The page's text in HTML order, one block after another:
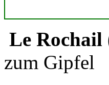
Le Rochail
zum Gipfel